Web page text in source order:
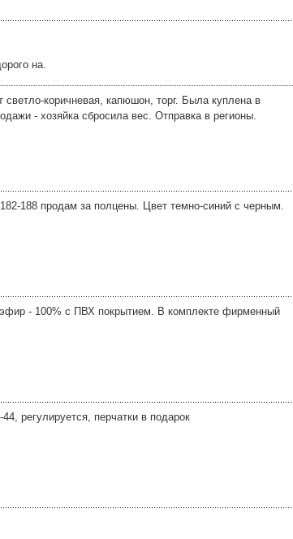
на.
коричневая, капюшон, торг. Была куплена в
- хозяйка сбросила вес. Отправка в регионы.
188 продам за полцены. Цвет темно-синий с черным.
- 100% с ПВХ покрытием. В комплекте фирменный
регулируется, перчатки в подарок